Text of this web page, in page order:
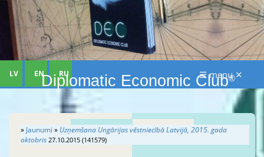
Diplomatic Economic Club®
LV EN RU ☰ menu ✕
» Jaunumi » Uzņemšana Ungārijas vēstniecībā Latvijā, 2015. gada
oktobris 27.10.2015 (141579)